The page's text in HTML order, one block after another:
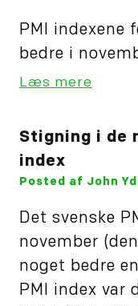
PMI indexene
bedre i
Læs mere
Stigning i de
index
Posted af John
Det svenske
november
noget bedre
PMI index